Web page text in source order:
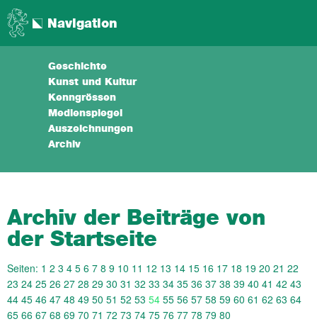
Navigation
Geschichte
Kunst und Kultur
Kenngrössen
Medienspiegel
Auszeichnungen
Archiv
Archiv der Beiträge von
der Startseite
Seiten: 1 2 3 4 5 6 7 8 9 10 11 12 13 14 15 16 17 18 19 20 21 22
23 24 25 26 27 28 29 30 31 32 33 34 35 36 37 38 39 40 41 42 43
44 45 46 47 48 49 50 51 52 53 54 55 56 57 58 59 60 61 62 63 64
65 66 67 68 69 70 71 72 73 74 75 76 77 78 79 80